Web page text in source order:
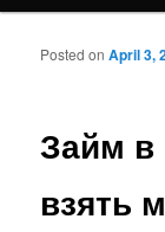
Займ в
взять
Posted onApril 3,